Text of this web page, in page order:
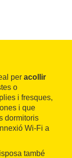
per acollir
o
i fresques,
i que
dormitoris
Wi-Fi a
també